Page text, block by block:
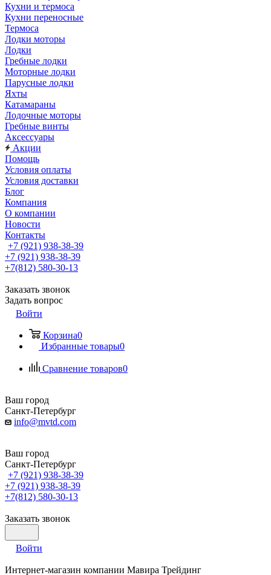
Кухни и термоса
Кухни переносные
Термоса
Лодки моторы
Лодки
Гребные лодки
Моторные лодки
Парусные лодки
Яхты
Катамараны
Лодочные моторы
Гребные винты
Аксессуары
Акции
Помощь
Условия оплаты
Условия доставки
Блог
Компания
О компании
Новости
Контакты
+7 (921) 938-38-39
+7 (921) 938-38-39
+7(812) 580-30-13
Заказать звонок
Задать вопрос
Войти
Корзина0
Избранные товары0
Сравнение товаров0
Ваш город
Санкт-Петербург
info@mvtd.com
Ваш город
Санкт-Петербург
+7 (921) 938-38-39
+7 (921) 938-38-39
+7(812) 580-30-13
Заказать звонок
Войти
Интернет-магазин компании Мавира Трейдинг